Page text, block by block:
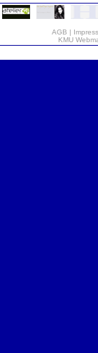
AGB |
KMU